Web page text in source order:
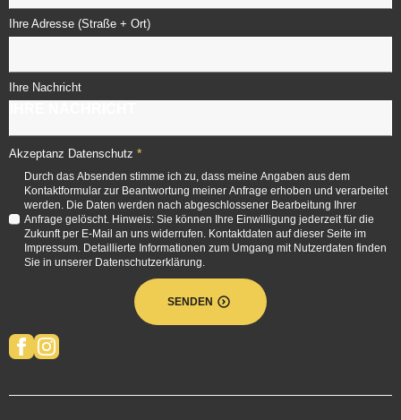
Ihre Adresse (Straße + Ort)
Ihre Nachricht
Akzeptanz Datenschutz *
Durch das Absenden stimme ich zu, dass meine Angaben aus dem
Kontaktformular zur Beantwortung meiner Anfrage erhoben und verarbeitet
werden. Die Daten werden nach abgeschlossener Bearbeitung Ihrer
Anfrage gelöscht. Hinweis: Sie können Ihre Einwilligung jederzeit für die
Zukunft per E-Mail an uns widerrufen. Kontaktdaten auf dieser Seite im
Impressum. Detaillierte Informationen zum Umgang mit Nutzerdaten finden
Sie in unserer Datenschutzerklärung.
SENDEN